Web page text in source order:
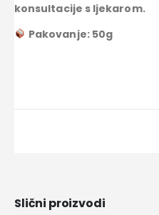
konsultacije s ljekarom.
Pakovanje: 50g
Slični proizvodi